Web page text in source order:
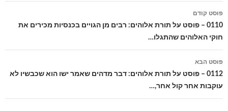
ניווט
בפוסטים
פוסט קודם
0110 – פוסט על תורת אלוהים: רבים מן הגויים בכנסיות מכירים את
חוקי האלוהים שהתגלו…
פוסט הבא
0112 – פוסט על תורת אלוהים: דבר מדהים שאמר ישו הוא שכבשיו לא
עוקבות אחר קול אחר,…